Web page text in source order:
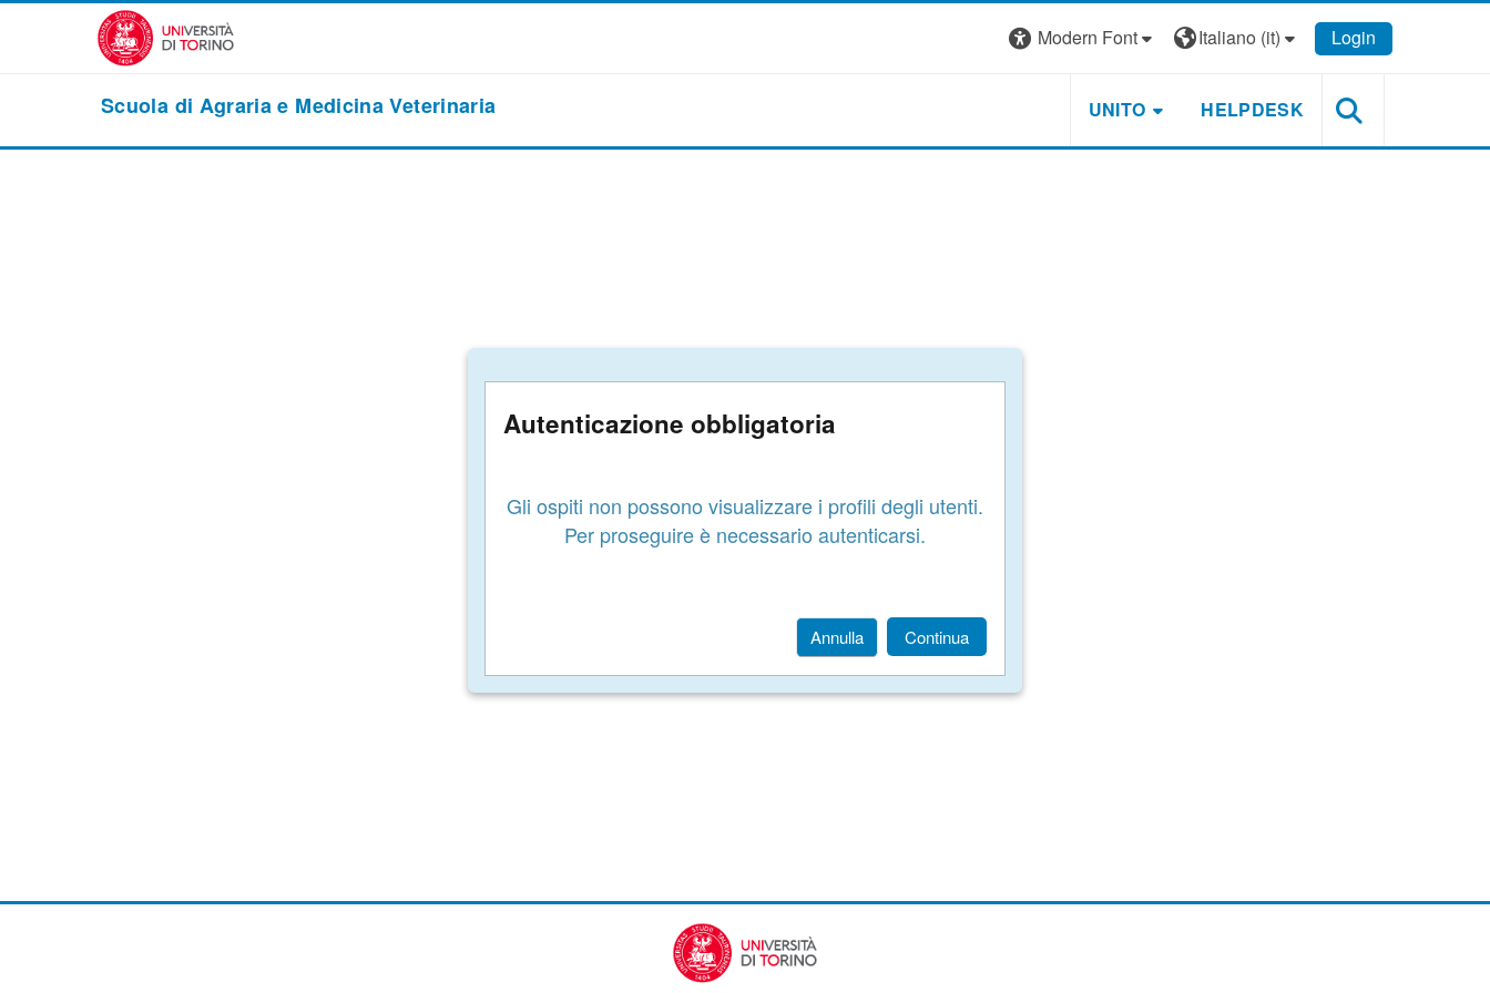
Vai al contenuto principale
Modern Font
Italiano ‎(it)‎ Login
Scuola di Agraria e Medicina Veterinaria UNITO HELPDESK
Autenticazione obbligatoria
Gli ospiti non possono visualizzare i profili degli utenti.
Per proseguire è necessario autenticarsi.
Annulla Continua